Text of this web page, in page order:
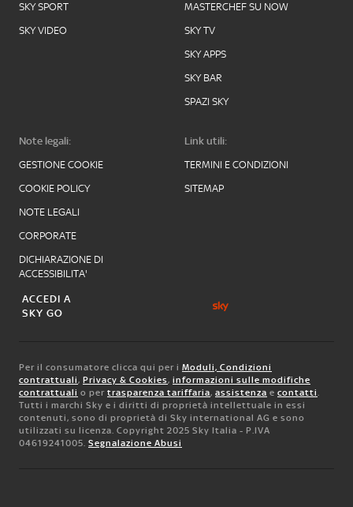
SKY SPORT
SKY VIDEO
MASTERCHEF SU NOW
SKY TV
SKY APPS
SKY BAR
SPAZI SKY
Note legali:
GESTIONE COOKIE
COOKIE POLICY
NOTE LEGALI
CORPORATE
DICHIARAZIONE DI
ACCESSIBILITA'
Link utili:
TERMINI E CONDIZIONI
SITEMAP
ACCEDI A
SKY GO
Per il consumatore clicca qui per i Moduli, Condizioni
contrattuali, Privacy & Cookies, informazioni sulle modifiche
contrattuali o per trasparenza tariffaria, assistenza e contatti.
Tutti i marchi Sky e i diritti di proprietà intellettuale in essi
contenuti, sono di proprietà di Sky international AG e sono
utilizzati su licenza. Copyright 2025 Sky Italia - P.IVA
04619241005. Segnalazione Abusi